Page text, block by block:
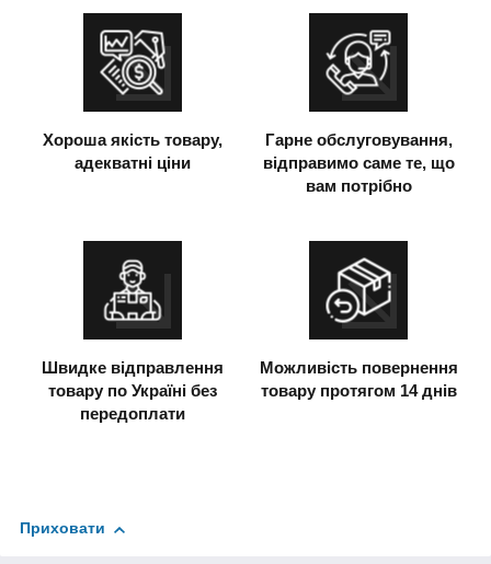
Хороша якість товару,
адекватні ціни
Гарне обслуговування,
відправимо саме те, що
вам потрібно
Швидке відправлення
товару по Україні без
передоплати
Можливість повернення
товару протягом 14 днів
Приховати